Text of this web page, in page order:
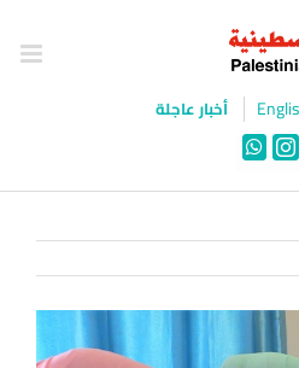
أخبار عاجلة
Instagram
WhatsApp